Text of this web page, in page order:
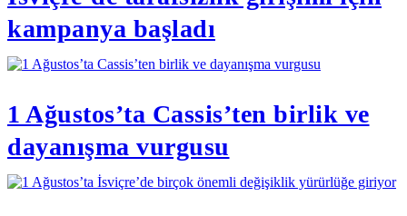
kampanya başladı
1 Ağustos’ta Cassis’ten birlik ve
dayanışma vurgusu